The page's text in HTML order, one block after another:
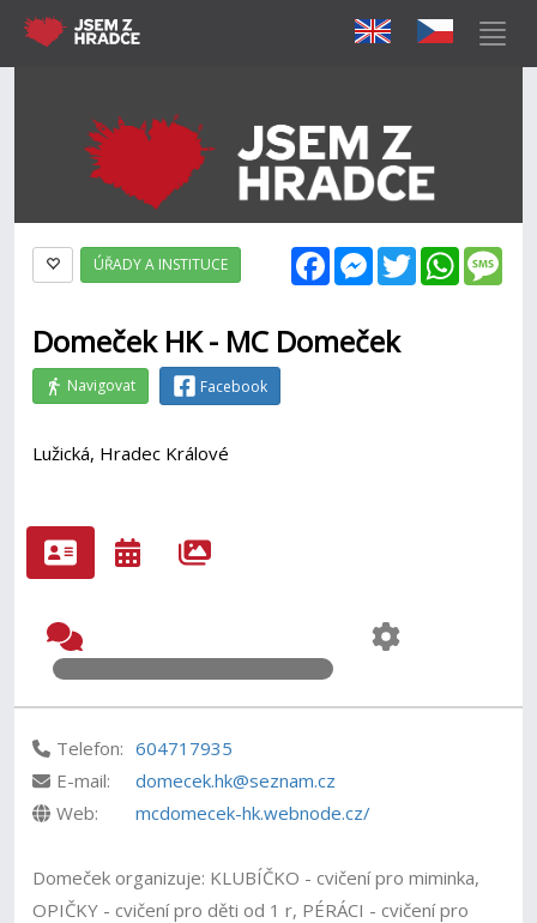
FacebookMessenger
Twitter
ÚŘADY A INSTITUCE
Domeček HK - MC Domeček
Navigovat Facebook
Lužická, Hradec Králové
Telefon: 604717935
E-mail:
domecek.hk@seznam.cz
Web:
mcdomecek-hk.webnode.cz/
Domeček organizuje: KLUBÍČKO - cvičení pro miminka,
OPIČKY - cvičení pro děti od 1 r, PÉRÁCI - cvičení pro